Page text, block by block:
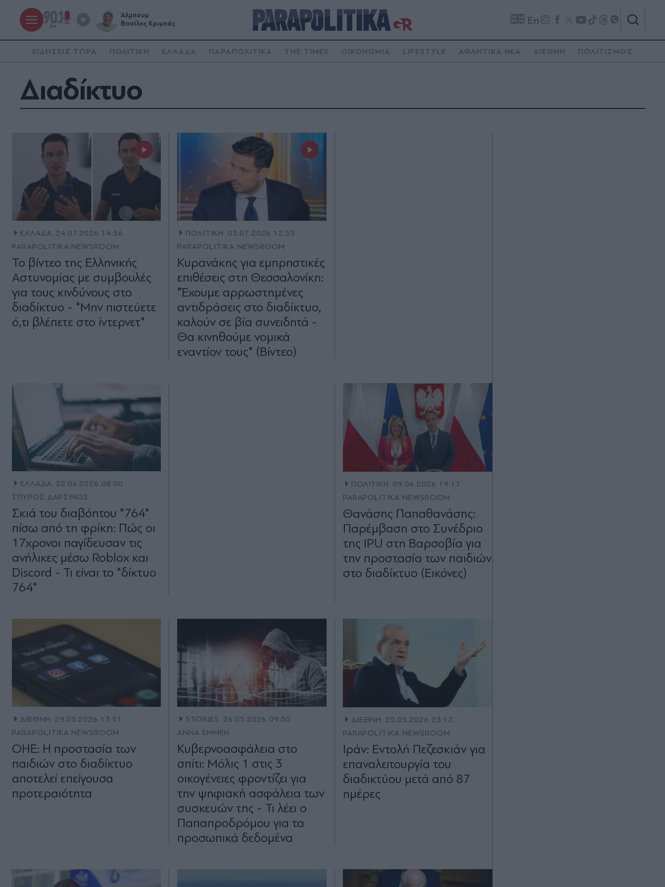
Άλμπουμ
Βασίλης Κριμπάς
En
ΕΙΔΗΣΕΙΣ ΤΩΡΑ ΠΟΛΙΤΙΚΗ ΕΛΛΑΔΑ ΠΑΡΑΠΟΛΙΤΙΚΑ THE TIMES ΟΙΚΟΝΟΜΙΑ LIFESTYLE ΑΘΛΗΤΙΚΑ ΝΕΑ ΔΙΕΘΝΗ ΠΟΛΙΤΙΣΜΟΣ
Διαδίκτυο
ΕΛΛΑΔΑ 24.07.2026 14:56
PARAPOLITIKA NEWSROOM
Το βίντεο της Ελληνικής
Αστυνομίας με συμβουλές
για τους κινδύνους στο
διαδίκτυο - "Μην πιστεύετε
ό,τι βλέπετε στο ίντερνετ"
ΠΟΛΙΤΙΚΗ
03.07.2026 12:33
PARAPOLITIKA NEWSROOM
Κυρανάκης για εμπρηστικές
επιθέσεις στη Θεσσαλονίκη:
"Έχουμε αρρωστημένες
αντιδράσεις στο διαδίκτυο,
καλούν σε βία συνειδητά -
Θα κινηθούμε νομικά
εναντίον τους" (Βίντεο)
ΕΛΛΑΔΑ 22.06.2026 08:00
ΣΠΥΡΟΣ ΔΑΡΣΙΝΟΣ
Σκιά του διαβόητου "764"
πίσω από τη φρίκη: Πώς οι
17χρονοι παγίδευσαν τις
ανήλικες μέσω Roblox και
Discord - Τι είναι το "δίκτυο
764"
ΠΟΛΙΤΙΚΗ
09.06.2026 19:17
PARAPOLITIKA NEWSROOM
Θανάσης Παπαθανάσης:
Παρέμβαση στο Συνέδριο
της IPU στη Βαρσοβία για
την προστασία των παιδιών
στο διαδίκτυο (Εικόνες)
ΔΙΕΘΝΗ
29.05.2026 13:51
PARAPOLITIKA NEWSROOM
ΟΗΕ: Η προστασία των
παιδιών στο διαδίκτυο
αποτελεί επείγουσα
προτεραιότητα
STORIES
26.05.2026 09:50
ΑΝΝΑ ΕΜΜΕΗ
Κυβερνοασφάλεια στο
σπίτι: Μόλις 1 στις 3
οικογένειες φροντίζει για
την ψηφιακή ασφάλεια των
συσκευών της - Τι λέει ο
Παπαπροδρόμου για τα
προσωπικά δεδομένα
ΔΙΕΘΝΗ
25.05.2026 23:12
PARAPOLITIKA NEWSROOM
Ιράν: Εντολή Πεζεσκιάν για
επαναλειτουργία του
διαδικτύου μετά από 87
ημέρες